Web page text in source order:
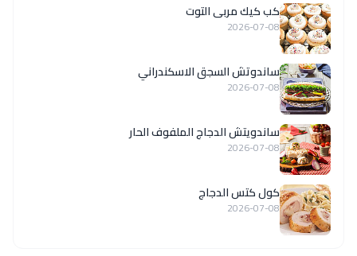
كب كيك مربى التوت
2026-07-08
ساندوتش السجق الاسكندراني
2026-07-08
ساندويتش الدجاج الملفوف الحار
2026-07-08
كول كتس الدجاج
2026-07-08